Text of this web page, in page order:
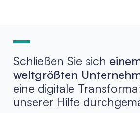
Schließen Sie sich
weltgrößten
eine digitale
unserer Hilfe